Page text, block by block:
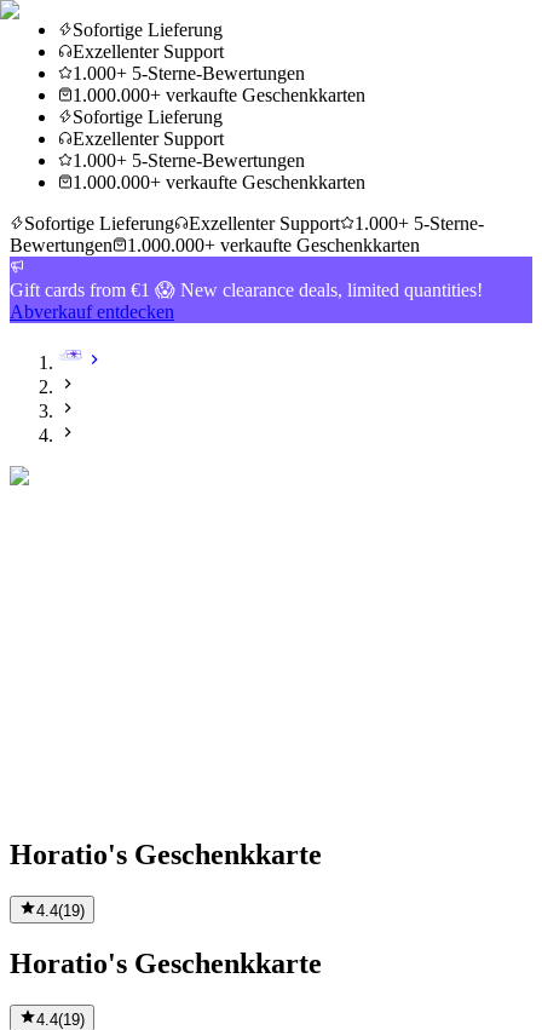
Sofortige Lieferung
Exzellenter Support
1.000+ 5-Sterne-Bewertungen
1.000.000+ verkaufte Geschenkkarten
Sofortige Lieferung
Exzellenter Support
1.000+ 5-Sterne-Bewertungen
1.000.000+ verkaufte Geschenkkarten
Sofortige Lieferung
Exzellenter Support
1.000+ 5-Sterne-
Bewertungen
1.000.000+ verkaufte Geschenkkarten
Gift cards from €1 😱 New clearance deals, limited quantities!
Abverkauf entdecken
Horatio's Geschenkkarte
4.4(19)
Horatio's Geschenkkarte
4.4(19)